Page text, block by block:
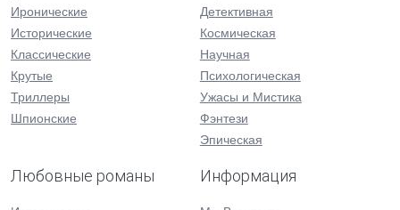
Иронические
Исторические
Классические
Крутые
Триллеры
Шпионские
Детективная
Космическая
Научная
Психологическая
Ужасы и Мистика
Фэнтези
Эпическая
Любовные романы Информация